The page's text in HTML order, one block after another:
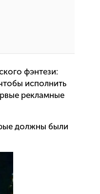
фэнтези:
исполнить
рекламные
должны были